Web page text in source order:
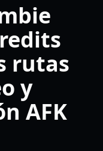
rutas
y
AFK